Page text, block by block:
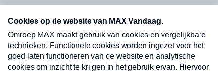
nieuwsbrief. Elke vrijdag- en dinsdagochtend in
uw mailbox.
Verzend